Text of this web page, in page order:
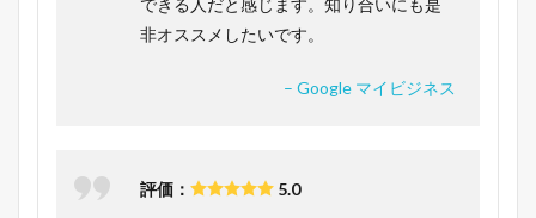
できる人だと感じます。知り合いにも是
非オススメしたいです。
– Google マイビジネス
評価： 5.0